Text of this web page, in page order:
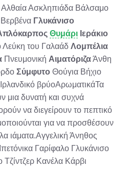
Αλθαία Ασκληπιάδα Βάλσαμο
Γλυκάνισο
Θυμάρι Ιεράκιο
Λεύκη του Γαλαάδ Λομπέλια
Πνευμονική ΑιματόριζαΆνθη
Σύμφυτο Θούγια Βήχιο
Ιρλανδικό βρύοΑρωματικάΤα
μια δυνατή και συχνά
να διεγείρουν το πεπτικό
για να προσθέσουν
ιάματα.Αγγελική Άνηθος
Γαρίφαλο Γλυκάνισο
Κανέλα Κάρβι